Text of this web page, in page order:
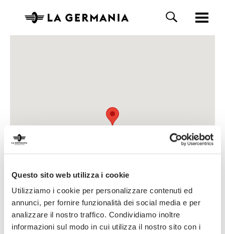
Questo sito web utilizza i cookie
Utilizziamo i cookie per personalizzare contenuti ed
annunci, per fornire funzionalità dei social media e per
analizzare il nostro traffico. Condividiamo inoltre
informazioni sul modo in cui utilizza il nostro sito con i